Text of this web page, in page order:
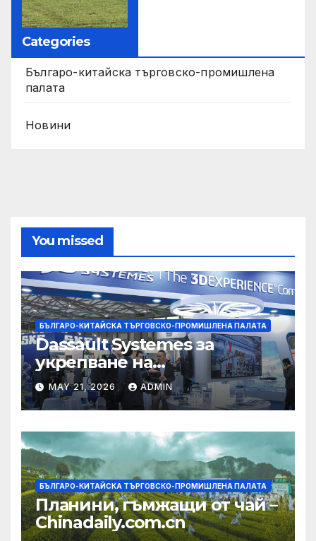
Categories
Българо-китайска търговско-промишлена
палата
Новини
You missed
БЪЛГАРО-КИТАЙСКА ТЪРГОВСКО-ПРОМИШЛЕНА ПАЛАТА
Dassault Systemes за
укрепване на
изграждането на AI
екосистема в Китай
MAY 21, 2026 ADMIN
БЪЛГАРО-КИТАЙСКА ТЪРГОВСКО-ПРОМИШЛЕНА ПАЛАТА
Планини, гъмжащи от чай –
Chinadaily.com.cn